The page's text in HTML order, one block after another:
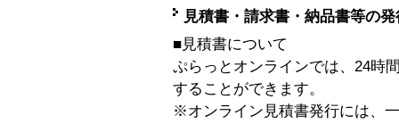
見積書・請求書・納品書等の
■見積書について
ぷらっとオンラインでは、24時
することができます。
※オンライン見積書発行には、